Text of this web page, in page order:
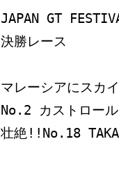
JAPAN GT
決勝レース
マレーシアにスカ
No.2 カストロー
壮絶!!No.18